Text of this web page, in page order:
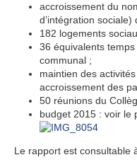
accroissement du
d’intégration sociale)
182 logements
36 équivalents
communal ;
maintien des
accroissement des
50 réunions du
budget 2015 : voir le
Le rapport est consultable